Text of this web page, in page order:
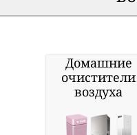
Домашние
очистители
воздуха